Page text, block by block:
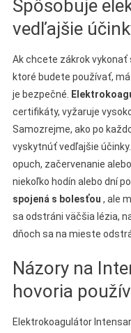
Spôsobuje
vedľajšie
Ak chcete zákrok vykonať
ktoré budete používať,
je bezpečné.
certifikáty, vyžaruje
Samozrejme, ako po
vyskytnúť vedľajšie
opuch, začervenanie
niekoľko hodín alebo dní
spojená s bolesťou , ale
sa odstráni väčšia lézia,
dňoch sa na mieste
Názory na
hovoria
Elektrokoagulátor